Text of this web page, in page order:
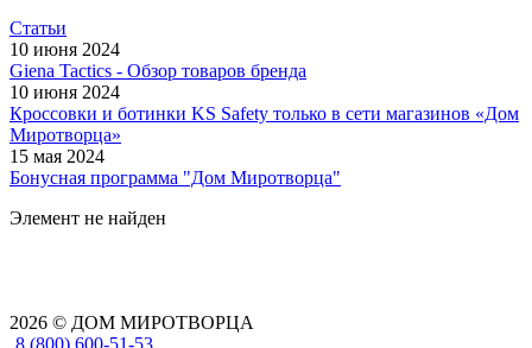
Статьи
10 июня 2024
Giena Tactics - Обзор товаров бренда
10 июня 2024
Кроссовки и ботинки KS Safety только в сети магазинов «Дом
Миротворца»
15 мая 2024
Бонусная программа "Дом Миротворца"
Элемент не найден
2026 © ДОМ МИРОТВОРЦА